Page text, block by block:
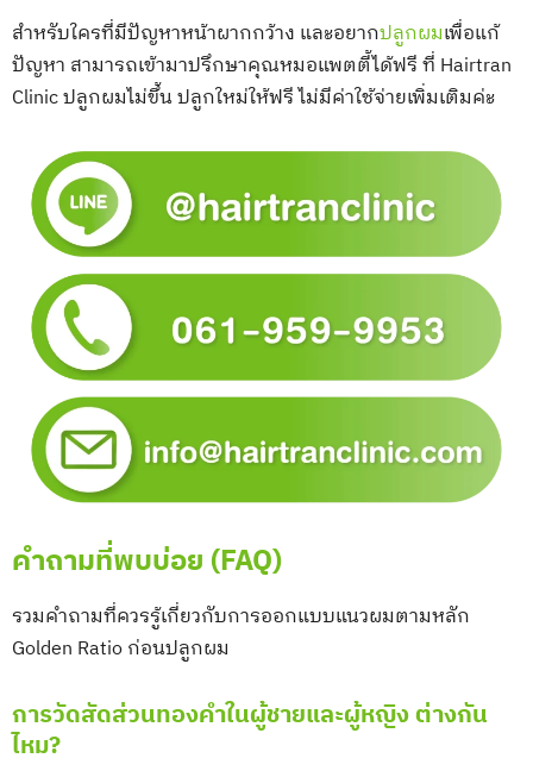
สำหรับใครที่มีปัญหาหน้าผากกว้าง และอยากปลูกผมเพื่อแก้
ปัญหา สามารถเข้ามาปรึกษาคุณหมอแพตตี้ได้ฟรี ที่ Hairtran
Clinic ปลูกผมไม่ขึ้น ปลูกใหม่ให้ฟรี ไม่มีค่าใช้จ่ายเพิ่มเติมค่ะ
คำถามที่พบบ่อย (FAQ)
รวมคำถามที่ควรรู้เกี่ยวกับการออกแบบแนวผมตามหลัก
Golden Ratio ก่อนปลูกผม
การวัดสัดส่วนทองคำในผู้ชายและผู้หญิง ต่างกัน
ไหม?